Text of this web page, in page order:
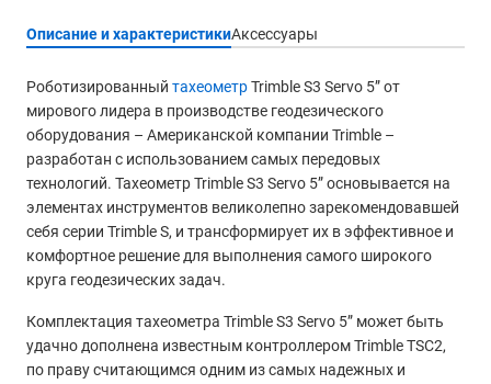
Описание и характеристикиАксессуары
Роботизированный тахеометрTrimble S3 Servo 5” от
мирового лидера в производстве геодезического
оборудования – Американской компании Trimble –
разработан с использованием самых передовых
технологий. Тахеометр Trimble S3 Servo 5” основывается на
элементах инструментов великолепно зарекомендовавшей
себя серии Trimble S, и трансформирует их в эффективное и
комфортное решение для выполнения самого широкого
круга геодезических задач.
Комплектация тахеометра Trimble S3 Servo 5” может быть
удачно дополнена известным контроллером Trimble TSC2,
по праву считающимся одним из самых надежных и